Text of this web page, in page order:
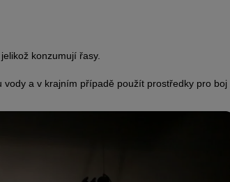
konzumují řasy.
a v krajním případě použít prostředky pro boj